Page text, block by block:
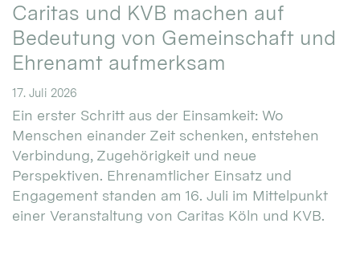
Caritas und KVB machen auf
Bedeutung von Gemeinschaft und
Ehrenamt aufmerksam
17. Juli 2026
Ein erster Schritt aus der Einsamkeit: Wo
Menschen einander Zeit schenken, entstehen
Verbindung, Zugehörigkeit und neue
Perspektiven. Ehrenamtlicher Einsatz und
Engagement standen am 16. Juli im Mittelpunkt
einer Veranstaltung von Caritas Köln und KVB.